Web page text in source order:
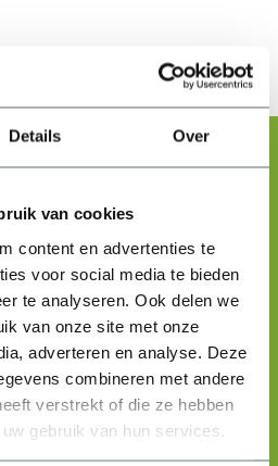
Details Over
van cookies
content en advertenties te
voor social media te bieden
te analyseren. Ook delen we
van onze site met onze
adverteren en analyse. Deze
combineren met andere
verstrekt of die ze hebben
gebruik van hun services.
je graag
help je jouw product uit te zoeken
weten.
+31 344 23 44 64
info@flowbo.nl